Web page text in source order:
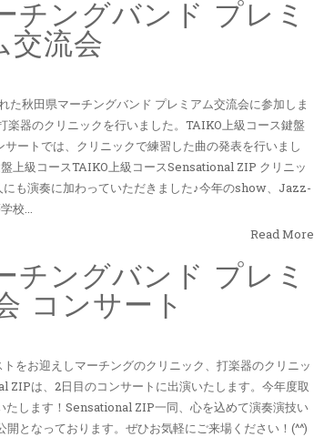
チングバンド プレミ
交流会
た秋田県マーチングバンド プレミアム交流会に参加しま
器のクリニックを行いました。TAIKO上級コース鍵盤
ートでは、クリニックで練習した曲の発表を行いまし
上級コースTAIKO上級コースSensational ZIP クリニッ
も演奏に加わっていただきました♪今年のshow、Jazz-
校...
Read More
チングバンド プレミ
コンサート
をお迎えしマーチングのクリニック、打楽器のクリニッ
ZIPは、2日目のコンサートに出演いたします。今年度取
します！Sensational ZIP一同、心を込めて演奏演技い
となっております。ぜひお気軽にご来場ください！(^^)